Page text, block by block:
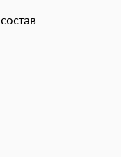
7;